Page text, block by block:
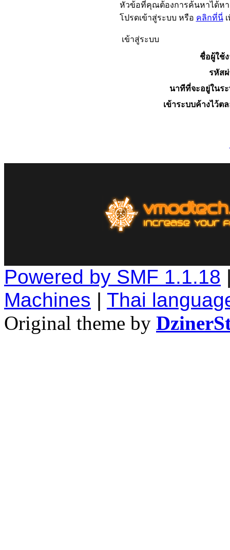
หัวข้อที่คุณต้องการค้นหาได้ห
โปรดเข้าสู่ระบบ หรือ คลิกที่นี่เ
เข้าสู่ระบบ
ชื่อผู้ใช้
รหัส
นาทีที่จะอยู่ในร
เข้าระบบค้างไว้ต
Powered by SMF 1.1.18
Machines | Thai
Original theme by